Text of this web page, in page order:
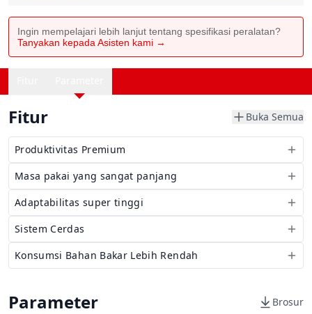
Ingin mempelajari lebih lanjut tentang spesifikasi peralatan?
Tanyakan kepada Asisten kami →
Fitur Buka Semua
Produktivitas Premium
Masa pakai yang sangat panjang
Adaptabilitas super tinggi
Sistem Cerdas
Konsumsi Bahan Bakar Lebih Rendah
Parameter Brosur